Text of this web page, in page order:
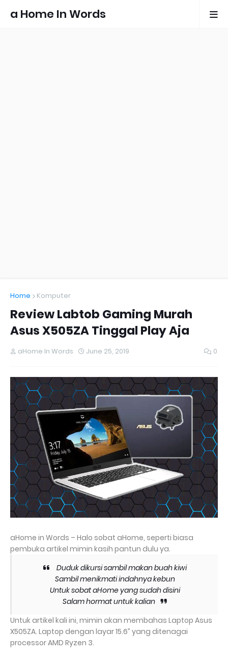
a Home In Words
Home Komputer
Review Labtob Gaming Murah
Asus X505ZA Tinggal Play Aja
aHome In Words June 25, 2019 0
aHome in Words – Halo sobat aHome, seperti biasa
pembuka artikel mimin kasih pantun dulu ya.
Duduk dikursi sambil makan buah kiwi
Sambil menikmati indahnya kebun
Untuk sobat aHome yang sudah disini
Salam hormat untuk kalian
Untuk artikel kali ini, mimin akan membahas Laptop Asus
X505ZA. Laptop dengan layar 15.6” yang ditenagai
processor AMD Ryzen 3.